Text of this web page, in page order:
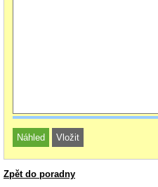
Zpět do poradny